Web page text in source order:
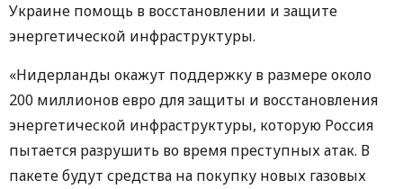
Украине помощь в восстановлении и защите
энергетической инфраструктуры.
«Нидерланды окажут поддержку в размере около
200 миллионов евро для защиты и восстановления
энергетической инфраструктуры, которую Россия
пытается разрушить во время преступных атак. В
пакете будут средства на покупку новых газовых